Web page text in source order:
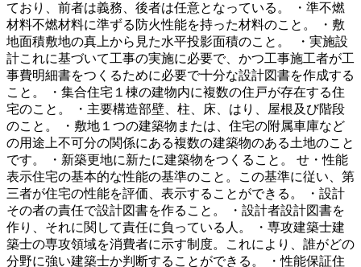
ており、前者は義務、後者は任意となっている。 ・準不燃
材料不燃材料に準ずる防火性能を持った材料のこと。 ・敷
地面積敷地の真上から見た水平投影面積のこと。 ・実施設
計これに基づいて工事の実施に必要で、かつ工事施工者が工
事費明細書をつくるために必要で十分な設計図書を作成する
こと。 ・集合住宅１棟の建物内に複数の住戸が存在する住
宅のこと。 ・主要構造部壁、柱、床、はり、屋根及び階段
のこと。 ・敷地１つの建築物または、住宅の附属車庫など
の用途上不可分の関係にある複数の建築物のある土地のこと
です。 ・新築更地に新たに建築物をつくること。 せ・性能
表示住宅の基本的な性能の基準のこと。この基準に従い、第
三者が住宅の性能を評価、表示することができる。 ・設計
その者の責任で設計図書を作ること。 ・設計者設計図書を
作り、それに関して責任に負っている人。 ・専攻建築士建
築士の専攻領域を消費者に示す制度。これにより、誰がどの
分野に強い建築士か判断することができる。 ・性能保証住